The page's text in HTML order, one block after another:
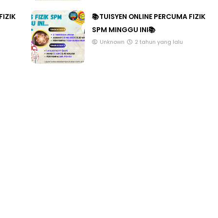
📚TUISYEN ONLINE PERCUMA FIZIK
SPM MINGGU INI📚
Unknown 2 tahun yang lalu